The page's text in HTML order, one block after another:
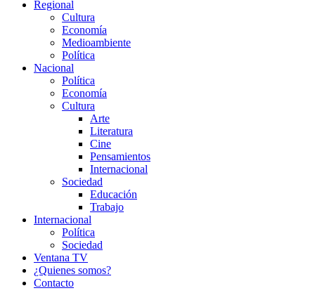
Regional
Cultura
Economía
Medioambiente
Política
Nacional
Política
Economía
Cultura
Arte
Literatura
Cine
Pensamientos
Internacional
Sociedad
Educación
Trabajo
Internacional
Política
Sociedad
Ventana TV
¿Quienes somos?
Contacto